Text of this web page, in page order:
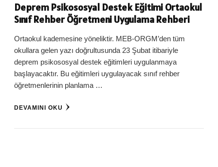
Deprem Psikososyal Destek Eğitimi Ortaokul
Sınıf Rehber Öğretmeni Uygulama Rehberi
Ortaokul kademesine yöneliktir. MEB-ORGM’den tüm
okullara gelen yazı doğrultusunda 23 Şubat itibariyle
deprem psikososyal destek eğitimleri uygulanmaya
başlayacaktır. Bu eğitimleri uygulayacak sınıf rehber
öğretmenlerinin planlama …
DEVAMINI OKU